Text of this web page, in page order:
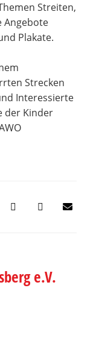
Streiten,
Angebote
Plakate.
Strecken
Interessierte
der Kinder
e.V.